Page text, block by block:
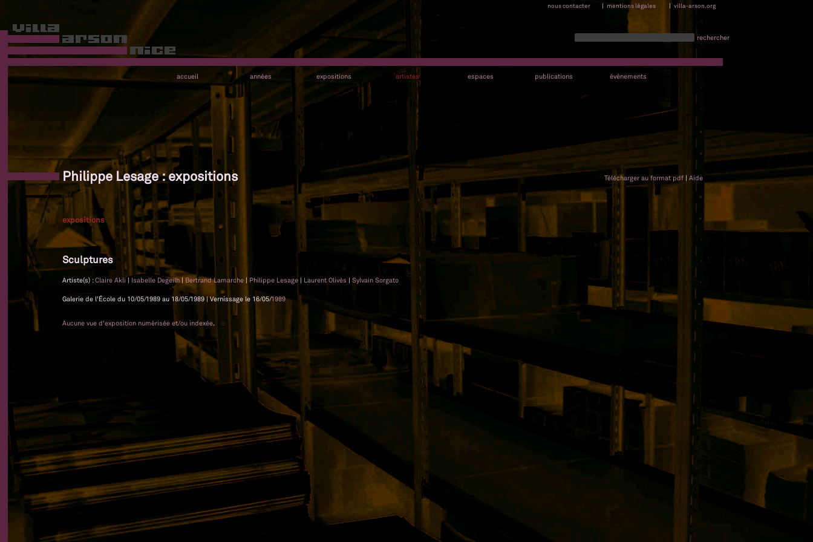
nous contacter | mentions légales | villa-arson.org
rechercher
accueil années expositions artistes espaces publications événements
Philippe Lesage : expositions Télécharger au format pdf | Aide
expositions
Sculptures
Artiste(s) :Claire Akli | Isabelle Degeilh | Bertrand Lamarche | Philippe Lesage | Laurent Olivès | Sylvain Sorgato
Galerie de l'École du 10/05/1989 au 18/05/1989 | Vernissage le 16/05/1989
Aucune vue d'exposition numérisée et/ou indexée.